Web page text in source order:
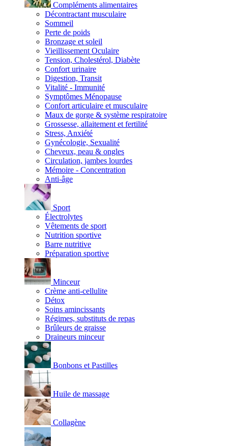
Compléments alimentaires
Décontractant musculaire
Sommeil
Perte de poids
Bronzage et soleil
Vieillissement Oculaire
Tension, Cholestérol, Diabète
Confort urinaire
Digestion, Transit
Vitalité - Immunité
Symptômes Ménopause
Confort articulaire et musculaire
Maux de gorge & système respiratoire
Grossesse, allaitement et fertilité
Stress, Anxiété
Gynécologie, Sexualité
Cheveux, peau & ongles
Circulation, jambes lourdes
Mémoire - Concentration
Anti-âge
Sport
Électrolytes
Vêtements de sport
Nutrition sportive
Barre nutritive
Préparation sportive
Minceur
Crème anti-cellulite
Détox
Soins amincissants
Régimes, substituts de repas
Brûleurs de graisse
Draineurs minceur
Bonbons et Pastilles
Huile de massage
Collagène